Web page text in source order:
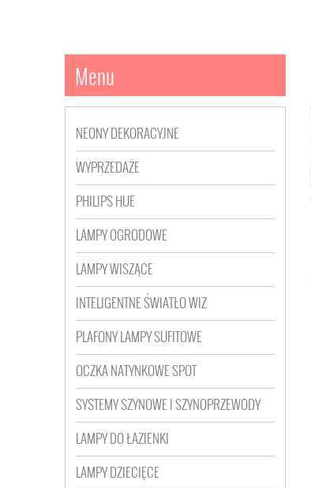
Menu
NEONY DEKORACYJNE
WYPRZEDAŻE
PHILIPS HUE
LAMPY OGRODOWE
LAMPY WISZĄCE
INTELIGENTNE ŚWIATŁO WIZ
PLAFONY LAMPY SUFITOWE
OCZKA NATYNKOWE SPOT
SYSTEMY SZYNOWE I SZYNOPRZEWODY
LAMPY DO ŁAZIENKI
LAMPY DZIECIĘCE